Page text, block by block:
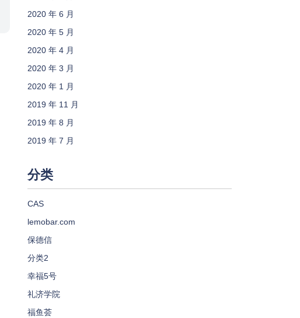
2020 年 6 月
2020 年 5 月
2020 年 4 月
2020 年 3 月
2020 年 1 月
2019 年 11 月
2019 年 8 月
2019 年 7 月
分类
CAS
lemobar.com
保德信
分类2
幸福5号
礼济学院
福鱼荟